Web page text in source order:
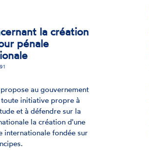
la création
pénale
au gouvernement
initiative propre à
et à défendre sur la
la création d'une
internationale fondée sur